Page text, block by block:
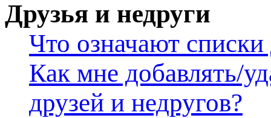
Друзья и недруги
Что означают списки
Как мне добавлять/
друзей и недругов?